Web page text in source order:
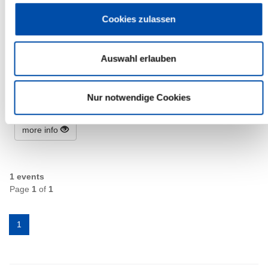
Cookies zulassen
Auswahl erlauben
Nur notwendige Cookies
Friday, 01.05.2026
Singen für Else
Beidenfleth
more info
1 events
Page 1 of 1
1